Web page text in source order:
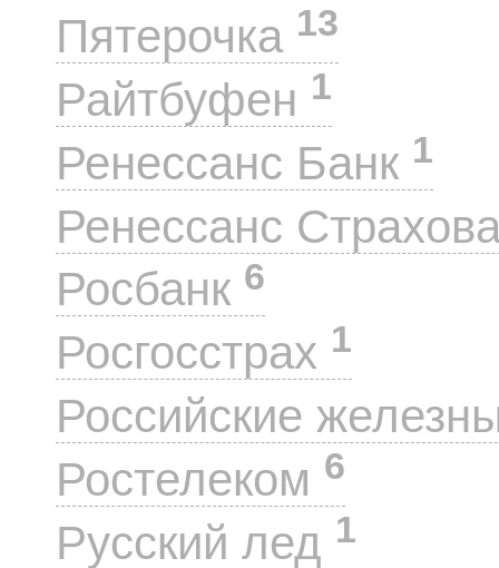
Пятерочка 13
Райтбуфен 1
Ренессанс Банк 1
Ренессанс
Росбанк 6
Росгосстрах 1
Российские
Ростелеком 6
Русский лед 1